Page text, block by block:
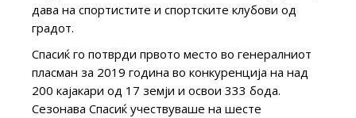
дава на спортистите и спортските клубови од
градот.
Спасиќ го потврди првото место во генералниот
пласман за 2019 година во конкуренција на над
200 кајакари од 17 земји и освои 333 бода.
Сезонава Спасиќ учествуваше на шесте